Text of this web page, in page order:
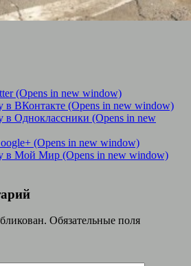
(Opens in new window)
в ВКонтакте (Opens in new window)
в Одноклассники (Opens in new
(Opens in new window)
в Мой Мир (Opens in new window)
Обязательные поля